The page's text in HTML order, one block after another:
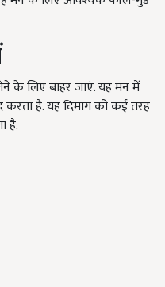
के लिए बाहर जाएं. यह मन में
है. यह दिमाग को कई तरह
है.